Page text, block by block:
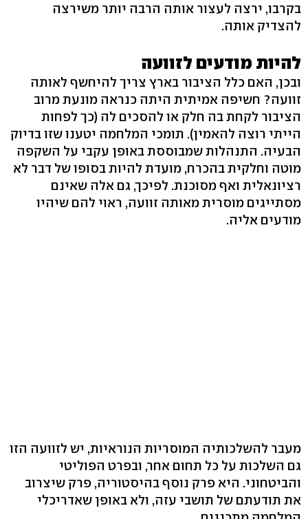
בקרבו, ירצה לעצור אותה הרבה יותר משירצה
להצדיק אותה.
להיות מודעים לזוועה
ובכן, האם כלל הציבור בארץ צריך להיחשף לאותה
זוועה? חשיפה אמיתית היתה כנראה מונעת מרוב
הציבור לקחת בה חלק או להסכים לה (כך לפחות
הייתי רוצה להאמין). תומכי המלחמה יטענו שזו בדיוק
הבעיה. התנהלות שמבוססת באופן עקבי על השקפה
מוטה וחלקית בהכרח, מועדת להיות בסופו של דבר לא
רציונאלית ואף מסוכנת. לפיכך, גם אלה שאינם
מסתייגים מוסרית מאותה זוועה, ראוי להם שיהיו
מודעים אליה.
מעבר להשלכותיה המוסריות הנוראיות, יש לזוועה הזו
גם השלכות על כל תחום אחר, ובפרט הפוליטי
והביטחוני. היא פרק נוסף בהיסטוריה, פרק שיצרוב
את תודעתם של תושבי עזה, ולא באופן שאדריכלי